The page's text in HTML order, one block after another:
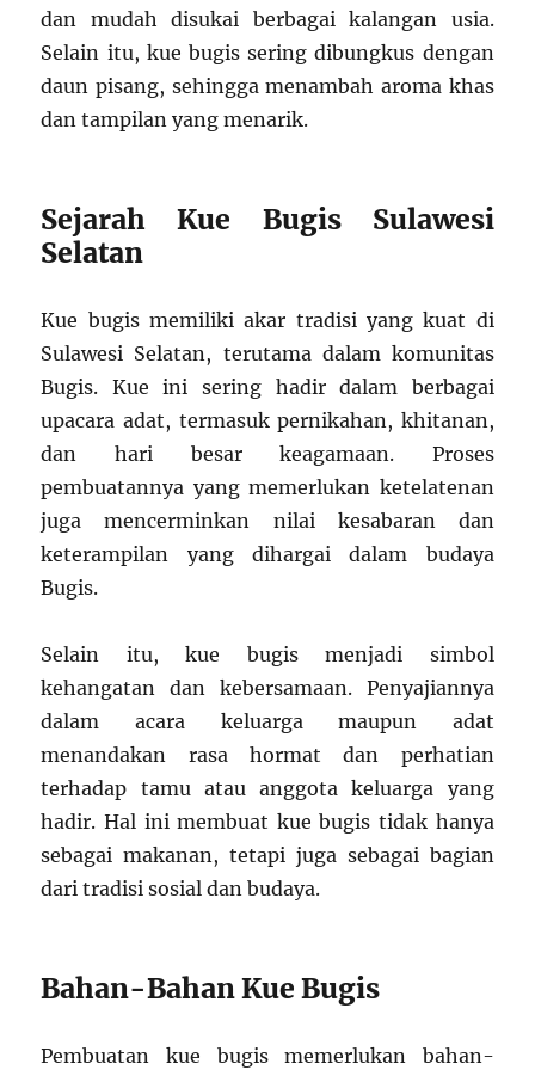
dan mudah disukai berbagai kalangan usia.
Selain itu, kue bugis sering dibungkus dengan
daun pisang, sehingga menambah aroma khas
dan tampilan yang menarik.
Sejarah Kue Bugis Sulawesi
Selatan
Kue bugis memiliki akar tradisi yang kuat di
Sulawesi Selatan, terutama dalam komunitas
Bugis. Kue ini sering hadir dalam berbagai
upacara adat, termasuk pernikahan, khitanan,
dan hari besar keagamaan. Proses
pembuatannya yang memerlukan ketelatenan
juga mencerminkan nilai kesabaran dan
keterampilan yang dihargai dalam budaya
Bugis.
Selain itu, kue bugis menjadi simbol
kehangatan dan kebersamaan. Penyajiannya
dalam acara keluarga maupun adat
menandakan rasa hormat dan perhatian
terhadap tamu atau anggota keluarga yang
hadir. Hal ini membuat kue bugis tidak hanya
sebagai makanan, tetapi juga sebagai bagian
dari tradisi sosial dan budaya.
Bahan-Bahan Kue Bugis
Pembuatan kue bugis memerlukan bahan-